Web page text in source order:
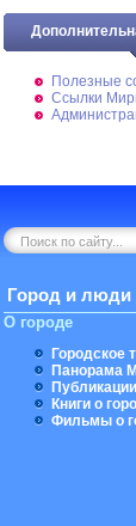
Полезные
Ссылки
Город и люди
О городе
Городское
Панорама
Книги о
Фильмы о